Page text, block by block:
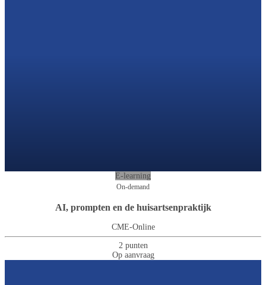
E-learning
On-demand
AI, prompten en de huisartsenpraktijk
CME-Online
2 punten
Op aanvraag